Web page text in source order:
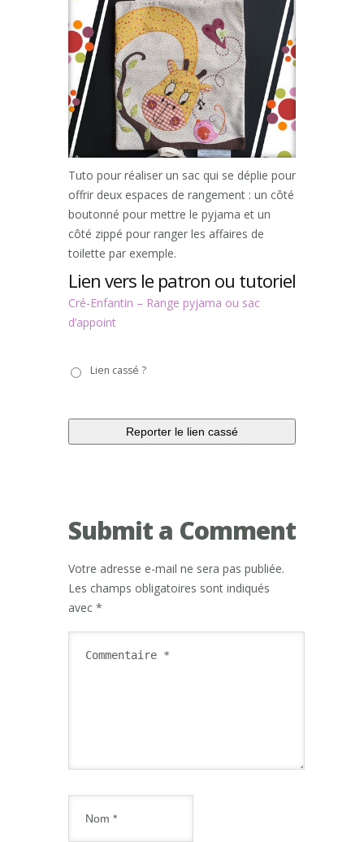
Tuto pour réaliser un sac qui se déplie pour
offrir deux espaces de rangement : un côté
boutonné pour mettre le pyjama et un
côté zippé pour ranger les affaires de
toilette par exemple.
Lien vers le patron ou tutoriel
Cré-Enfantin – Range pyjama ou sac
d’appoint
casséLien cassé ?
Submit a Comment
Votre adresse e-mail ne sera pas publiée.
Les champs obligatoires sont indiqués
avec *